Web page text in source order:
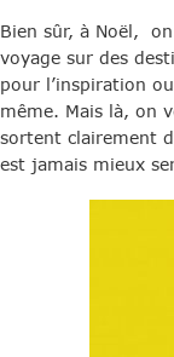
Bien sûr, à Noël,
voyage sur des
pour l’inspiration
même. Mais là, on
sortent clairement
est jamais mieux